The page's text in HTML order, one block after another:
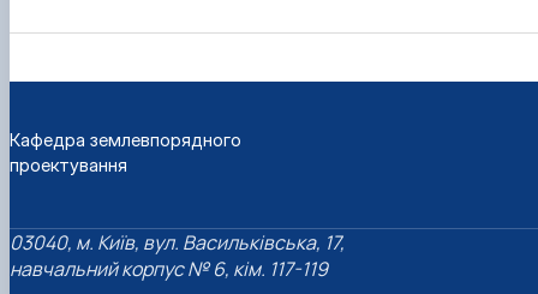
Кафедра землевпорядного
проектування
03040, м. Київ, вул. Васильківська, 17,
навчальний корпус № 6, кім. 117-119